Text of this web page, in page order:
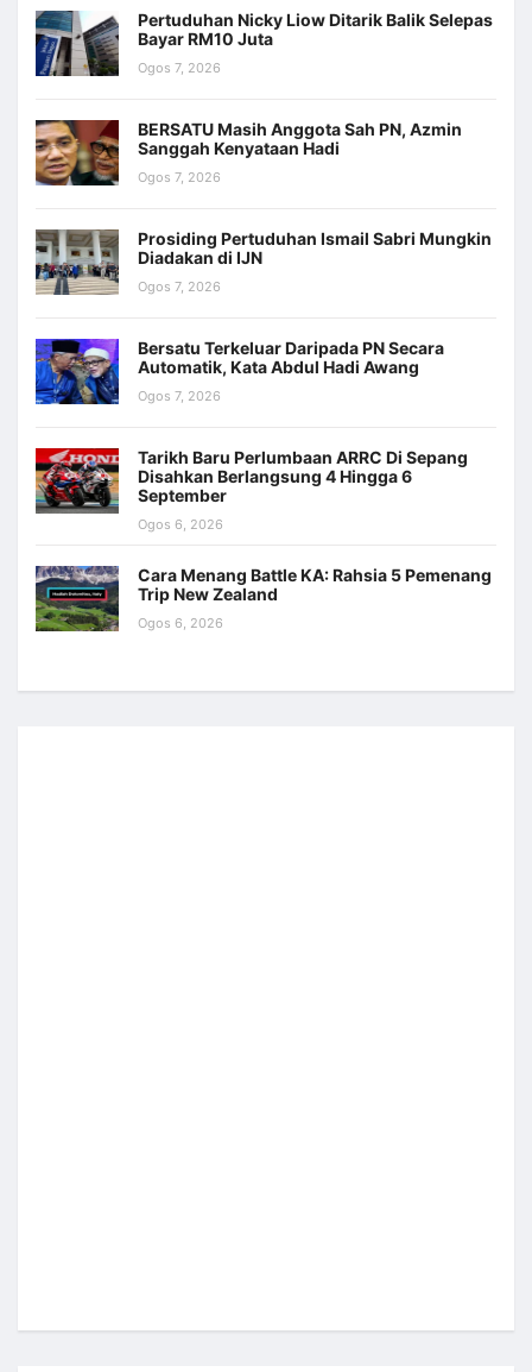
Pertuduhan Nicky Liow Ditarik Balik Selepas
Bayar RM10 Juta
Ogos 7, 2026
BERSATU Masih Anggota Sah PN, Azmin
Sanggah Kenyataan Hadi
Ogos 7, 2026
Prosiding Pertuduhan Ismail Sabri Mungkin
Diadakan di IJN
Ogos 7, 2026
Bersatu Terkeluar Daripada PN Secara
Automatik, Kata Abdul Hadi Awang
Ogos 7, 2026
Tarikh Baru Perlumbaan ARRC Di Sepang
Disahkan Berlangsung 4 Hingga 6
September
Ogos 6, 2026
Cara Menang Battle KA: Rahsia 5 Pemenang
Trip New Zealand
Ogos 6, 2026